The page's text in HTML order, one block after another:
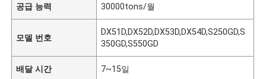
공급 능력 30000tons/월
모델 번호
DX51D,DX52D,DX53D,DX54D,S250GD,S
350GD,S550GD
배달 시간 7~15일